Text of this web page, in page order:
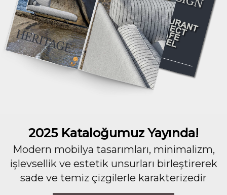
2025 Kataloğumuz Yayında!
Modern mobilya tasarımları, minimalizm,
işlevsellik ve estetik unsurları birleştirerek
sade ve temiz çizgilerle karakterizedir